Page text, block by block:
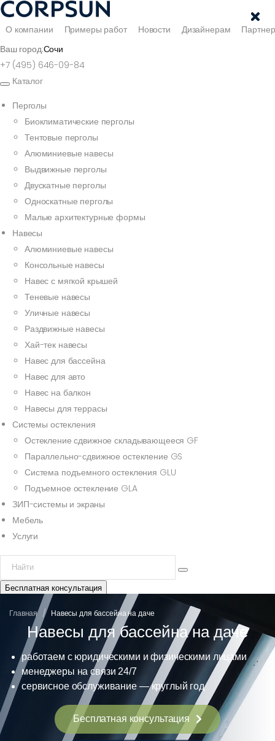
О компании Примеры работ Новости Дизайнерам
Ваш город:Сочи
+7 (495) 646-09-84
Каталог
Перголы
Биоклиматические перголы
Тентовые перголы
Алюминиевые навесы
Выдвижные перголы
Двускатные перголы
Односкатные перголы
Малые архитектурные формы
Навесы
Алюминиевые навесы
Консольные навесы
Навес с мягкой крышей
Теневые навесы
Уличные навесы
Раздвижные навесы
Хай-тек навесы
Навес для бассейна
Навес для авто
Навес на балкон
Навесы для террасы
Системы остекления
Остекление сдвижное складывающееся GF
Параллельно-сдвижное остекление GS
Система подъемного остекления GLU
Подъемное остекление GLA
ЗИП-системы и экраны
Мебель
Услуги
Бесплатная консультация
Главная / Навесы для бассейна на даче
Навесы для бассейна на даче
работаем с юридическими и физическими лицами
менеджеры на связи 24/7
сервисное обслуживание — круглый год
Бесплатная консультация